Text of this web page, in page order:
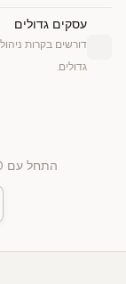
עסקים גדולים
דורשים בקרות
גדולים.
התחל עם 30 דקות חינם. אין צורך בכרטיס אשראי.